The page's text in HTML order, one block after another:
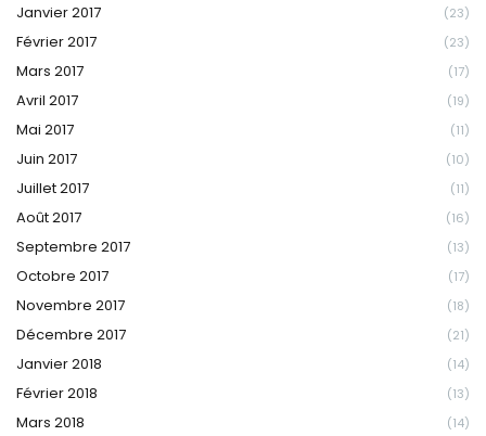
Janvier 2017 (23)
Février 2017 (23)
Mars 2017 (17)
Avril 2017 (19)
Mai 2017 (11)
Juin 2017 (10)
Juillet 2017 (11)
Août 2017 (16)
Septembre 2017 (13)
Octobre 2017 (17)
Novembre 2017 (18)
Décembre 2017 (21)
Janvier 2018 (14)
Février 2018 (13)
Mars 2018 (14)